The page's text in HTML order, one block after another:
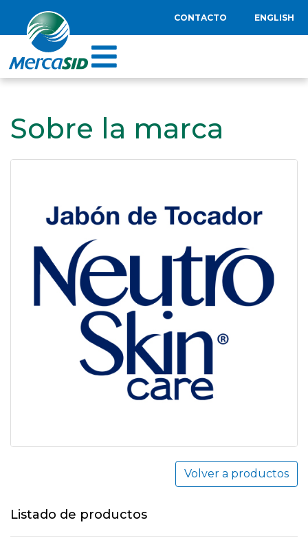
CONTACTO ENGLISH
Sobre la marca
Volver a productos
Listado de productos